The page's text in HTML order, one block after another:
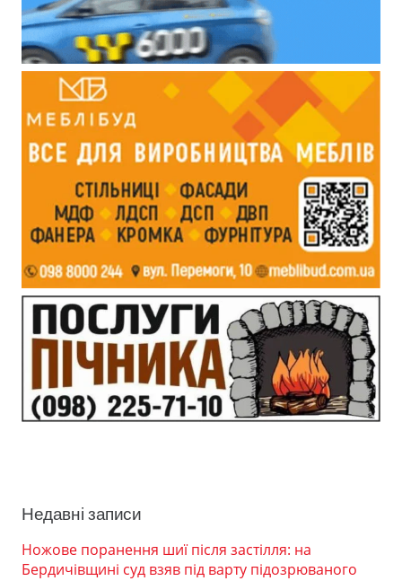
Недавні записи
Ножове поранення шиї після застілля: на
Бердичівщині суд взяв під варту підозрюваного